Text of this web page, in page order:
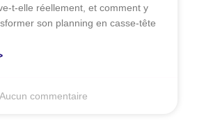
t-elle réellement, et comment y
son planning en casse-tête
Aucun commentaire